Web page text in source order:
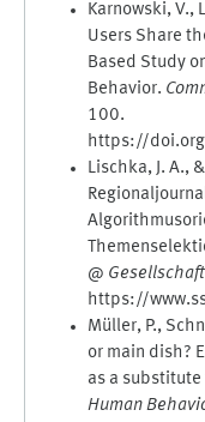
Karnowski, V.,
Users Share
Based Study
Behavior.
100.
https://
Lischka, J. A.,
@ Gesellschaft
https://
Müller, P.,
or main dish?
as a substitute
Human